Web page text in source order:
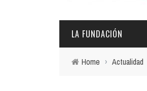
LA FUNDACIÓN
Home › Actualidad